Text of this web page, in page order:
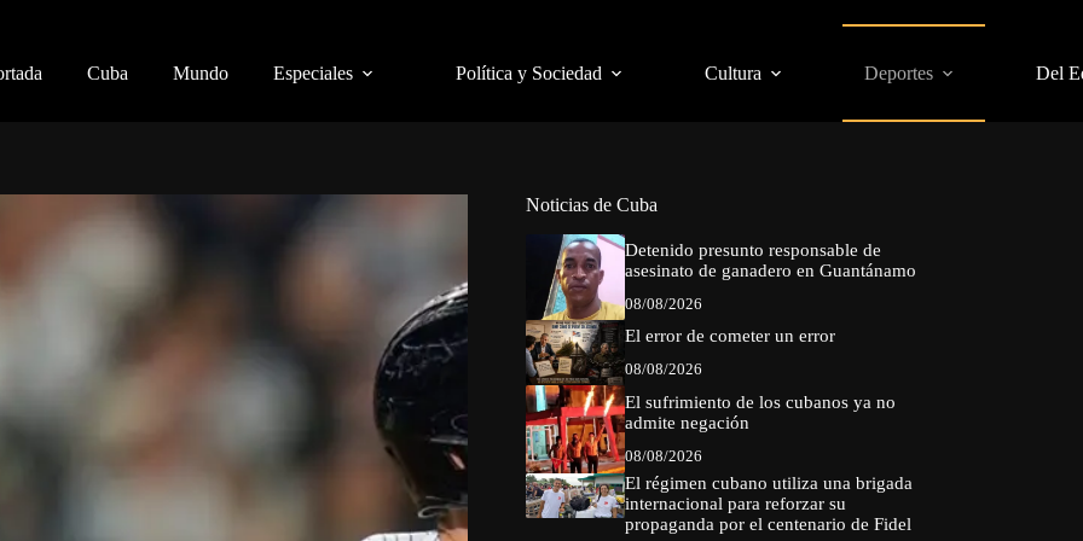
Cuba Mundo Especiales Política y Sociedad Cultura Deportes Del
Noticias de Cuba
Detenido presunto responsable de
asesinato de ganadero en Guantánamo
08/08/2026
El error de cometer un error
08/08/2026
El sufrimiento de los cubanos ya no
admite negación
08/08/2026
El régimen cubano utiliza una brigada
internacional para reforzar su
propaganda por el centenario de Fidel